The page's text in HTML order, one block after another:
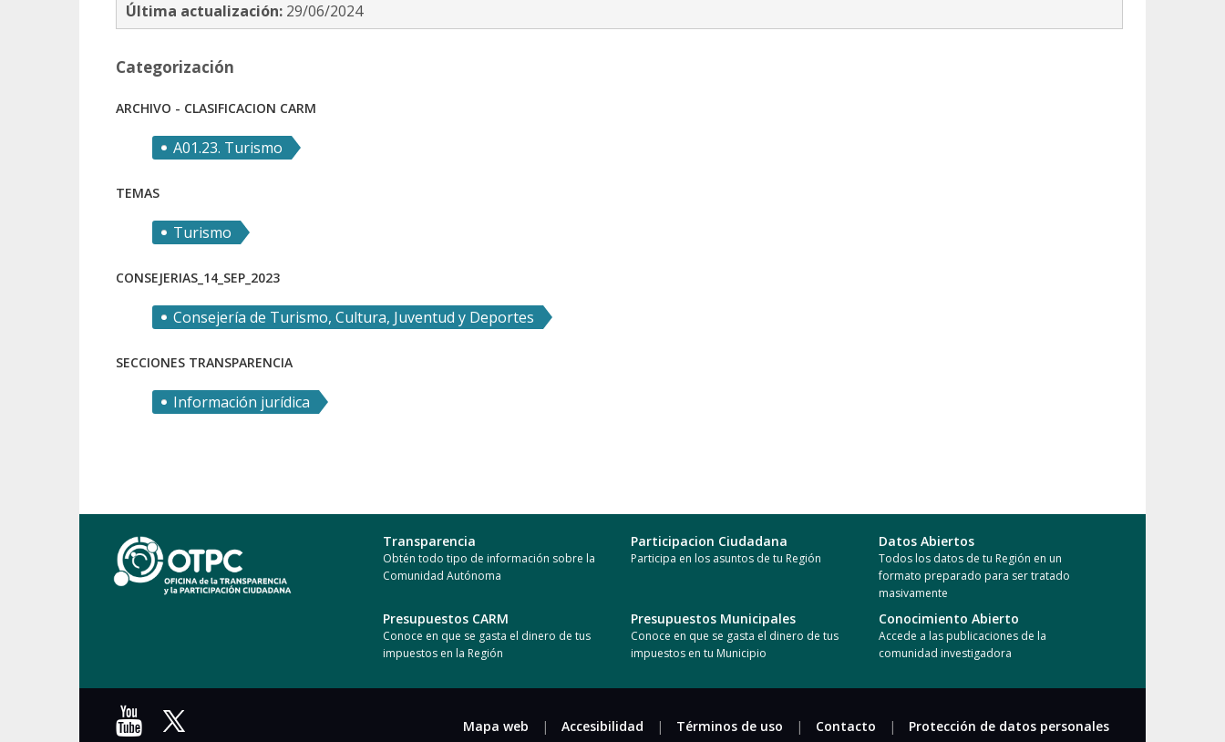
Última actualización: 29/06/2024
Categorización
ARCHIVO - CLASIFICACION CARM
A01.23. Turismo
TEMAS
Turismo
CONSEJERIAS_14_SEP_2023
Consejería de Turismo, Cultura, Juventud y Deportes
SECCIONES TRANSPARENCIA
Información jurídica
Transparencia
Obtén todo tipo de información sobre la
Comunidad Autónoma
Participacion Ciudadana
Participa en los asuntos de tu Región
Datos Abiertos
Todos los datos de tu Región en un
formato preparado para ser tratado
masivamente
Presupuestos CARM
Conoce en que se gasta el dinero de tus
impuestos en la Región
Presupuestos Municipales
Conoce en que se gasta el dinero de tus
impuestos en tu Municipio
Conocimiento Abierto
Accede a las publicaciones de la
comunidad investigadora
Mapa web | Accesibilidad | Términos de uso | Contacto | Protección de datos personales